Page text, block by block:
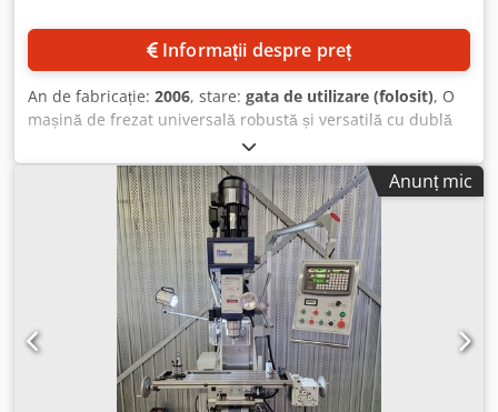
Informații despre preț
An de fabricație: 2006, stare: gata de utilizare (folosit), O
mașină de frezat universală robustă și versatilă cu dublă
axă principală marca Arsenal cu cap de frezare este
disponibilă. Dimensiunile mesei X/Y: 1350mm/320mm,
înclinarea mesei: +/-45°, cursele axelor X/Y/Z:
1000mm/360mm/460mm, curse automate pe X/Y/Z:
980mm/340mm/440mm. Distanța ax orizontal-masă:
30mm-490mm, distanța ax vertical-masă: 170mm-630mm,
prindere ax: ISO50, turație: 2000rpm, avans X/Y/Z:
1000mm/min/415mm/min/415mm/min, avans rapid X/Y/Z:
2500mm/min/1040mm/min/1040mm/min. Dimensiuni
mașină X/Y/Z: aprox. 2800mm/3100mm/2000mm, greutate:
aprox. 3500kg. Vizionare la fața locului posibilă. Dodsv Rp
Rzjpfx Afwjkr
Anunț mic